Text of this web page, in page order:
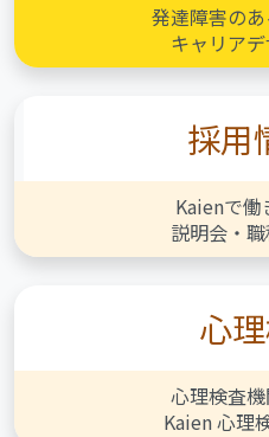
発達障害の
キャリア
採用
Kaienで働
説明会・
心
心理検査
Kaien 心理